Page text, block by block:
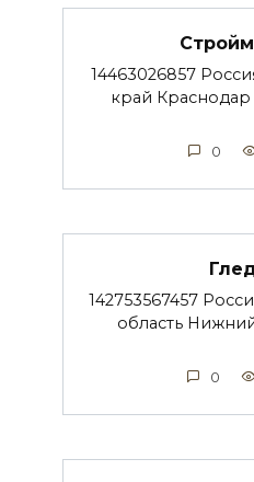
14463026857
край Краснодар
0
142753567457
область
0